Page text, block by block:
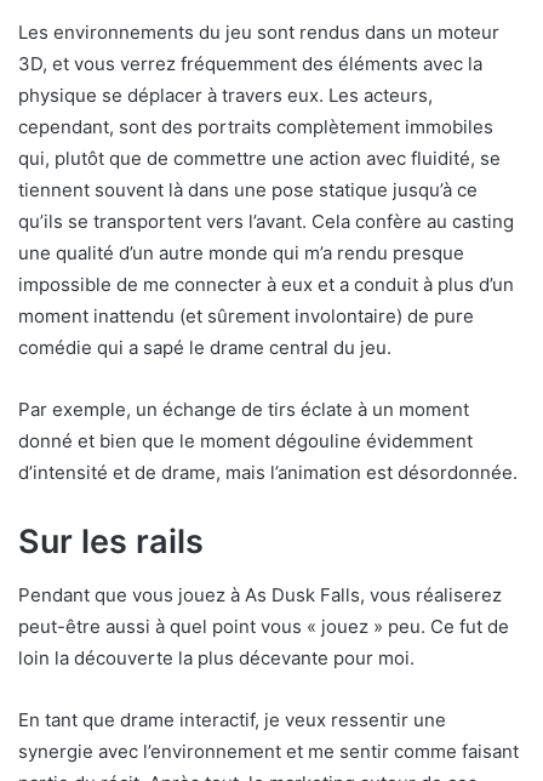
Les environnements du jeu sont rendus dans un moteur
3D, et vous verrez fréquemment des éléments avec la
physique se déplacer à travers eux. Les acteurs,
cependant, sont des portraits complètement immobiles
qui, plutôt que de commettre une action avec fluidité, se
tiennent souvent là dans une pose statique jusqu’à ce
qu’ils se transportent vers l’avant. Cela confère au casting
une qualité d’un autre monde qui m’a rendu presque
impossible de me connecter à eux et a conduit à plus d’un
moment inattendu (et sûrement involontaire) de pure
comédie qui a sapé le drame central du jeu.
Par exemple, un échange de tirs éclate à un moment
donné et bien que le moment dégouline évidemment
d’intensité et de drame, mais l’animation est désordonnée.
Sur les rails
Pendant que vous jouez à As Dusk Falls, vous réaliserez
peut-être aussi à quel point vous « jouez » peu. Ce fut de
loin la découverte la plus décevante pour moi.
En tant que drame interactif, je veux ressentir une
synergie avec l’environnement et me sentir comme faisant